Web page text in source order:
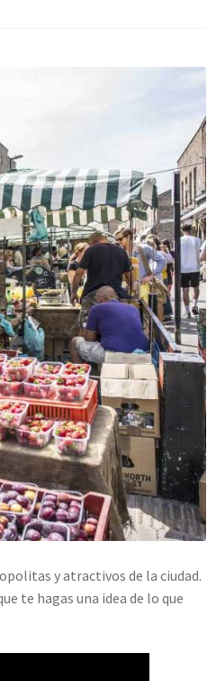
y atractivos de la ciudad.
te hagas una idea de lo que